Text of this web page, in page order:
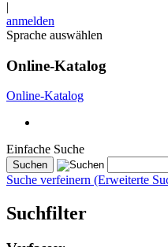
|
anmelden
Sprache auswählen
Online-Katalog
Online-Katalog
Einfache Suche
Suche verfeinern (Erweiterte
Suchfilter